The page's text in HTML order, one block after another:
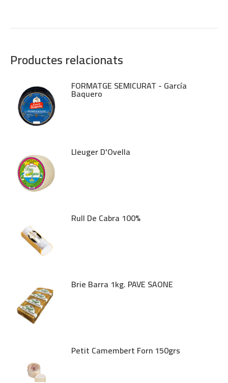
Productes relacionats
FORMATGE SEMICURAT - García
Baquero
Lleuger D'Ovella
Rull De Cabra 100%
Brie Barra 1kg. PAVE SAONE
Petit Camembert Forn 150grs